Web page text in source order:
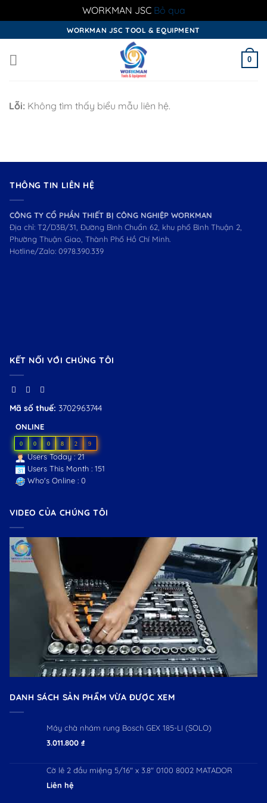
WORKMAN JSC Bỏ qua
to
content
WORKMAN JSC TOOL & EQUIPMENT
0
Lỗi: Không tìm thấy biểu mẫu liên hệ.
THÔNG TIN LIÊN HỆ
CÔNG TY CỔ PHẦN THIẾT BỊ CÔNG NGHIỆP WORKMAN
Địa chỉ: T2/D3B/31, Đường Bình Chuẩn 62, khu phố Bình Thuận 2,
Phường Thuận Giao, Thành Phố Hồ Chí Minh.
Hotline/Zalo: 0978.390.339
KẾT NỐI VỚI CHÚNG TÔI
Mã số thuế: 3702963744
ONLINE
0 0 0 8 2 9
Users Today : 21
Users This Month : 151
Who's Online : 0
VIDEO CỦA CHÚNG TÔI
DANH SÁCH SẢN PHẨM VỪA ĐƯỢC XEM
Máy chà nhám rung Bosch GEX 185-LI (SOLO)
3.011.800 ₫
Cờ lê 2 đầu miệng 5/16" x 3.8" 0100 8002 MATADOR
Liên hệ